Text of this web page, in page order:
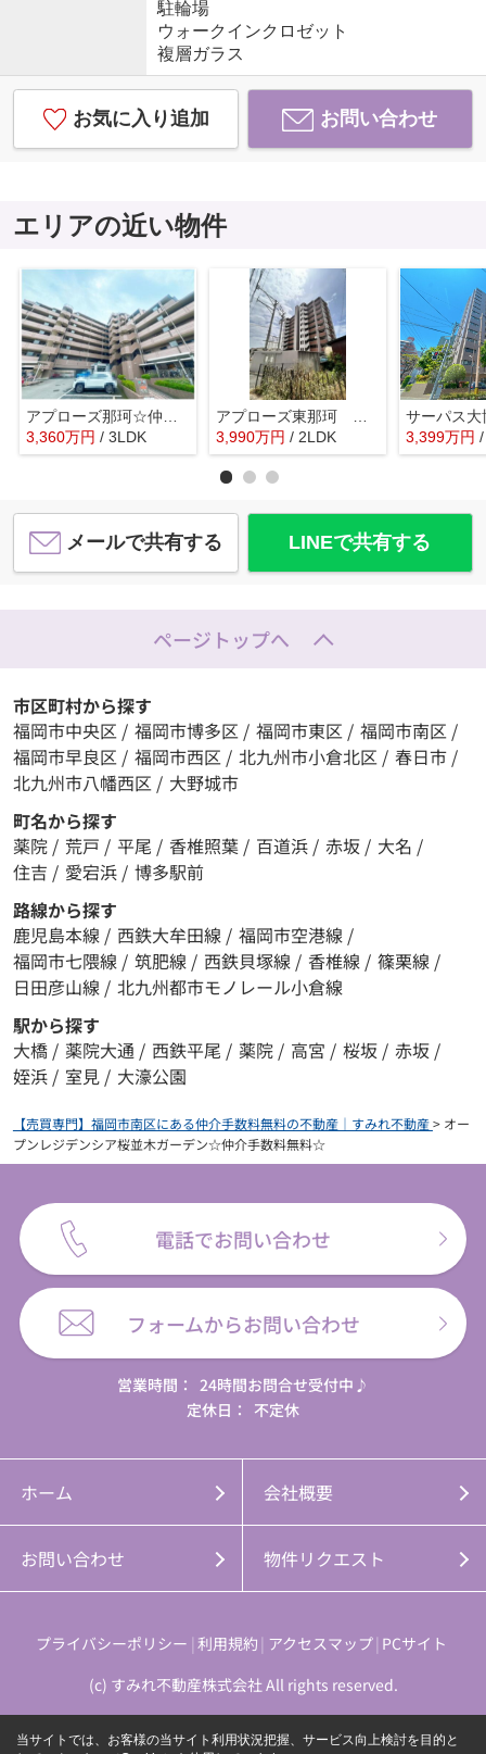
駐輪場
ウォークインクロゼット
複層ガラス
お気に入り追加 お問い合わせ
エリアの近い物件
3,360万円 / 3LDK
3,990万円 / 2LDK 3,399万円
メールで共有する LINEで共有する
ページトップへ
市区町村から探す
福岡市中央区 / 福岡市博多区 / 福岡市東区 / 福岡市南区 /
福岡市早良区 / 福岡市西区 / 北九州市小倉北区 / 春日市 /
北九州市八幡西区 / 大野城市
町名から探す
薬院 / 荒戸 / 平尾 / 香椎照葉 / 百道浜 / 赤坂 / 大名 /
住吉 / 愛宕浜 / 博多駅前
路線から探す
鹿児島本線 / 西鉄大牟田線 / 福岡市空港線 /
福岡市七隈線 / 筑肥線 / 西鉄貝塚線 / 香椎線 / 篠栗線 /
日田彦山線 / 北九州都市モノレール小倉線
駅から探す
大橋 / 薬院大通 / 西鉄平尾 / 薬院 / 高宮 / 桜坂 / 赤坂 /
姪浜 / 室見 / 大濠公園
【売買専門】福岡市南区にある仲介手数料無料の不動産｜すみれ不動産> オー
プンレジデンシア桜並木ガーデン☆仲介手数料無料☆
電話でお問い合わせ
フォームからお問い合わせ
営業時間： 24時間お問合せ受付中♪
定休日：
不定休
ホーム 会社概要
お問い合わせ 物件リクエスト
プライバシーポリシー 利用規約 アクセスマップ PCサイト
(c) すみれ不動産株式会社 All rights reserved.
当サイトでは、お客様の当サイト利用状況把握、サービス向上検討を目的と